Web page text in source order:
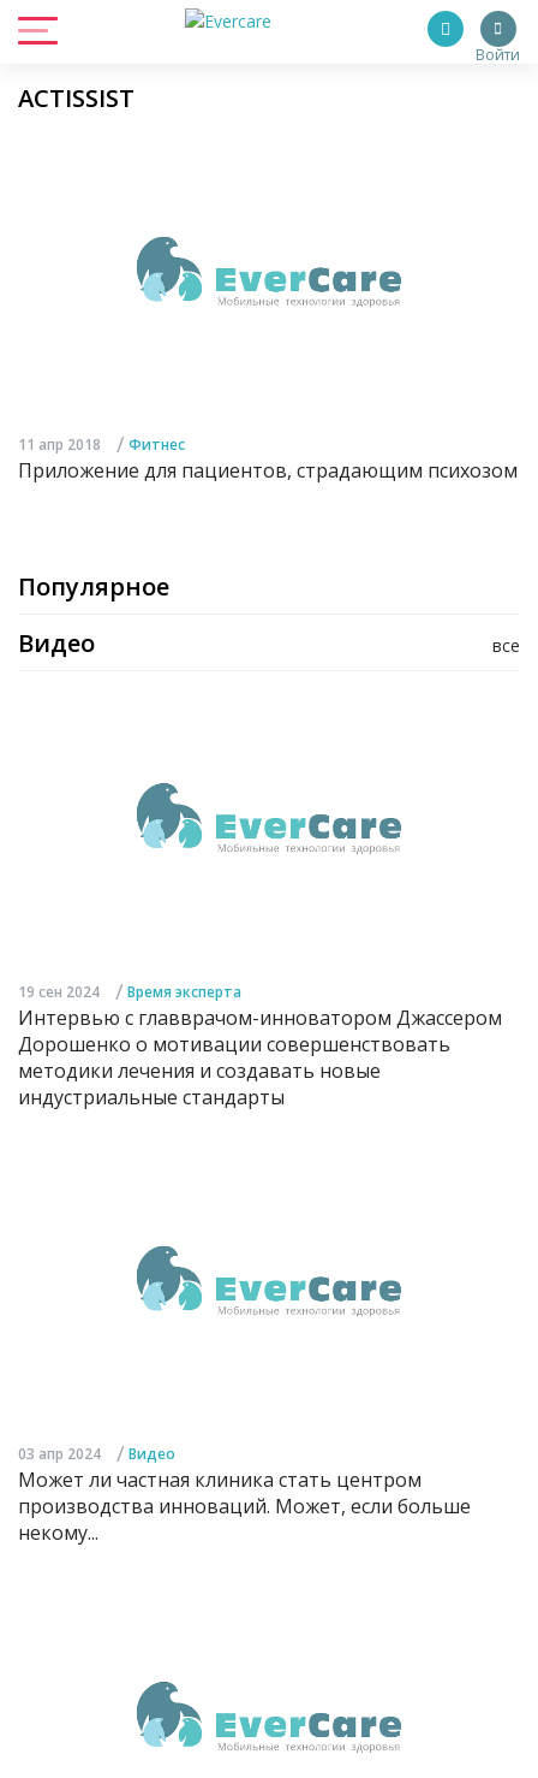
Войти
ACTISSIST
11 апр 2018 / Фитнес
Приложение для пациентов, страдающим психозом
Популярное
все
Видео
19 сен 2024 / Время эксперта
Интервью с главврачом-инноватором Джассером
Дорошенко о мотивации совершенствовать
методики лечения и создавать новые
индустриальные стандарты
03 апр 2024 / Видео
Может ли частная клиника стать центром
производства инноваций. Может, если больше
некому...